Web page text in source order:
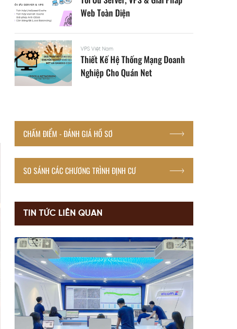
Web Toàn Diện
VPS Việt Nam
Thiết Kế Hệ Thống Mạng Doanh
Nghiệp Cho Quán Net
CHẤM ĐIỂM - ĐÁNH GIÁ HỒ SƠ
SO SÁNH CÁC CHƯƠNG TRÌNH ĐỊNH CƯ
TIN TỨC LIÊN QUAN